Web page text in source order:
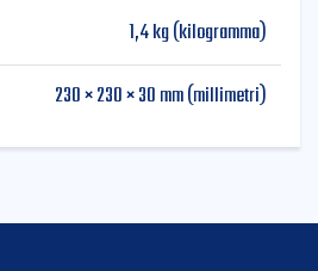
1,4 kg (kilogramma)
230 × 230 × 30 mm (millimetri)